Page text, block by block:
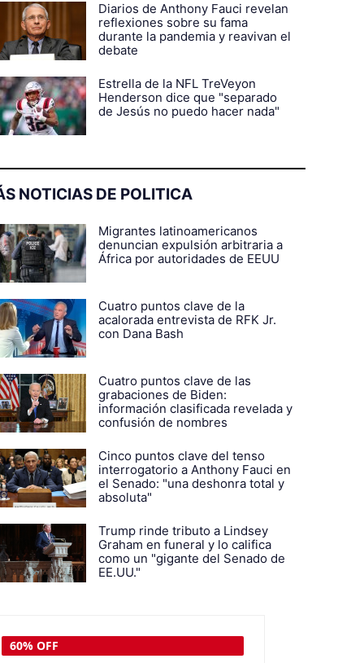
Diarios de Anthony Fauci revelan
reflexiones sobre su fama
durante la pandemia y reavivan el
debate
Estrella de la NFL TreVeyon
Henderson dice que "separado
de Jesús no puedo hacer nada"
NOTICIAS DE POLITICA
Migrantes latinoamericanos
denuncian expulsión arbitraria a
África por autoridades de EEUU
Cuatro puntos clave de la
acalorada entrevista de RFK Jr.
con Dana Bash
Cuatro puntos clave de las
grabaciones de Biden:
información clasificada revelada y
confusión de nombres
Cinco puntos clave del tenso
interrogatorio a Anthony Fauci en
el Senado: "una deshonra total y
absoluta"
Trump rinde tributo a Lindsey
Graham en funeral y lo califica
como un "gigante del Senado de
EE.UU."
60% OFF
77% OFF